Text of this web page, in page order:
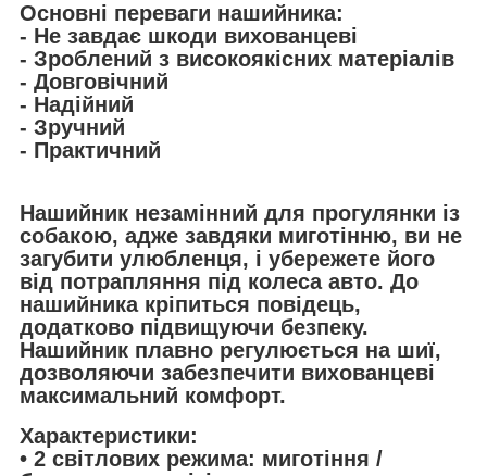
Основні переваги нашийника:
- Не завдає шкоди вихованцеві
- Зроблений з високоякісних матеріалів
- Довговічний
- Надійний
- Зручний
- Практичний
Нашийник незамінний для прогулянки із
собакою, адже завдяки миготінню, ви не
загубити улюбленця, і убережете його
від потрапляння під колеса авто. До
нашийника кріпиться повідець,
додатково підвищуючи безпеку.
Нашийник плавно регулюється на шиї,
дозволяючи забезпечити вихованцеві
максимальний комфорт.
Характеристики:
• 2 світлових режима: миготіння /